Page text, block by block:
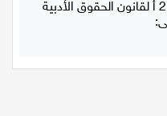
استعمال المضامين بموجب بند 27 أ لقانون الحقوق الأدبية